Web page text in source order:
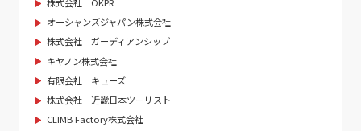
オーシャンズジャパン株式会社
株式会社 ガーディアンシップ
キヤノン株式会社
有限会社 キューズ
株式会社 近畿日本ツーリスト
CLIMB Factory株式会社